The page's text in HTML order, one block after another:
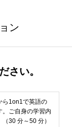
ン
さい。
ら1on1で英語の
。ご自身の学習内
30 分～50 分）